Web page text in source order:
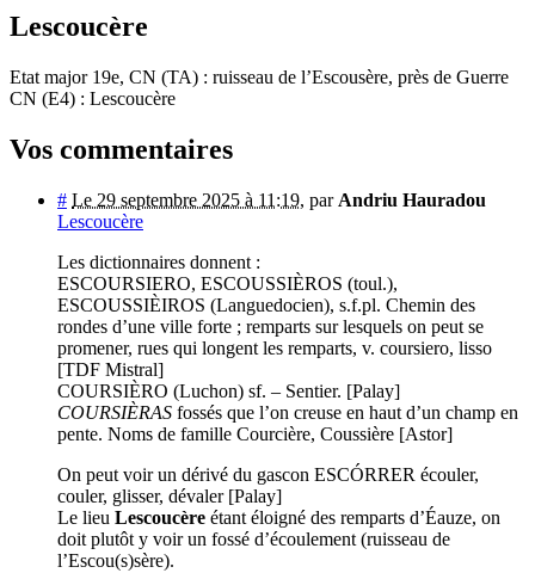
Lescoucère
Etat major 19e, CN (TA) : ruisseau de l’Escousère, près de Guerre
CN (E4) : Lescoucère
Vos commentaires
# Le 29 septembre 2025 à 11:19, par Andriu Hauradou
Lescoucère
Les dictionnaires donnent :
ESCOURSIERO, ESCOUSSIÈROS (toul.),
ESCOUSSIÈIROS (Languedocien), s.f.pl. Chemin des
rondes d’une ville forte ; remparts sur lesquels on peut se
promener, rues qui longent les remparts, v. coursiero, lisso
[TDF Mistral]
COURSIÈRO (Luchon) sf. – Sentier. [Palay]
COURSIÈRAS fossés que l’on creuse en haut d’un champ en
pente. Noms de famille Courcière, Coussière [Astor]
On peut voir un dérivé du gascon ESCÓRRER écouler,
couler, glisser, dévaler [Palay]
Le lieu Lescoucère étant éloigné des remparts d’Éauze, on
doit plutôt y voir un fossé d’écoulement (ruisseau de
l’Escou(s)sère).